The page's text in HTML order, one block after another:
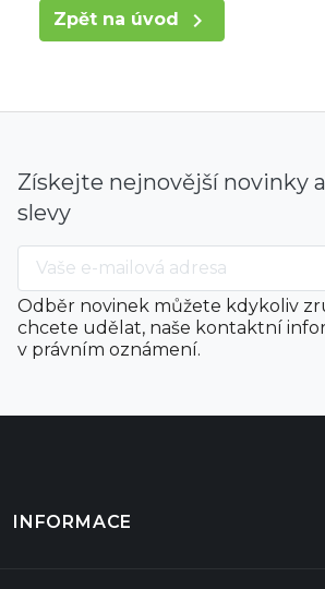
Zpět na úvod 
Získejte nejnovější novinky
slevy
Odběr novinek můžete kdykoliv
chcete udělat, naše kontaktní
v právním oznámení.
INFORMACE